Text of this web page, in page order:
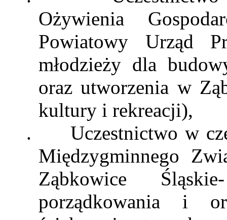
Ożywienia
Powiatowy Urząd
młodzieży dla
oraz utworzenia w
kultury i rekreacji),
.
Uczestnictwo w
Międzygminnego
Ząbkowice
porządkowania i